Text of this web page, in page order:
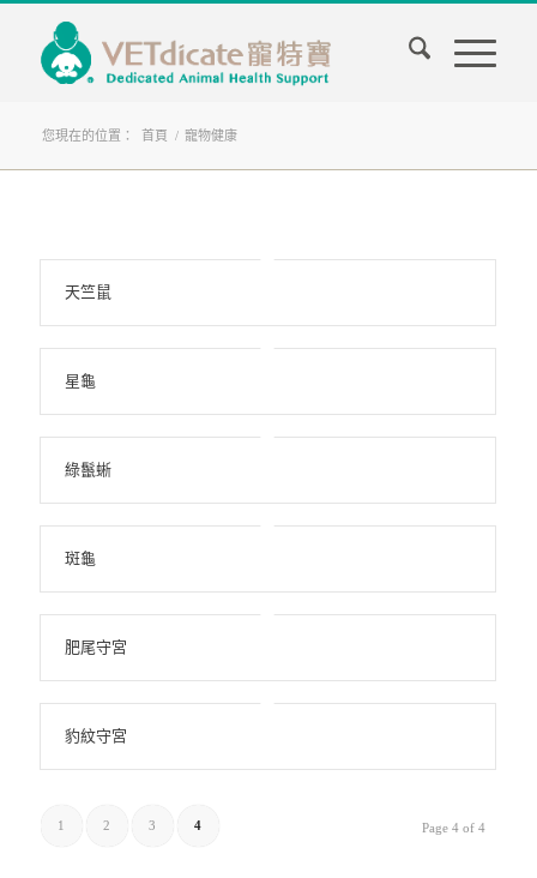
您現在的位置： 首頁 / 寵物健康
天竺鼠
星龜
綠鬣蜥
斑龜
肥尾守宮
豹紋守宮
Page 4 of 4
1 2 3 4